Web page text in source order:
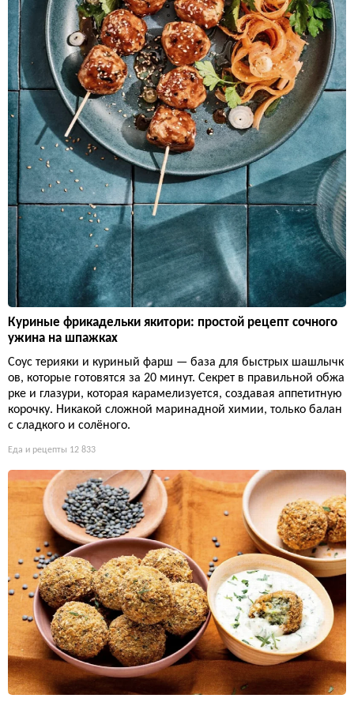
Куриные фрикадельки якитори: простой рецепт сочного
ужина на шпажках
Соус терияки и куриный фарш — база для быстрых шашлычк
ов, которые готовятся за 20 минут. Секрет в правильной обжа
рке и глазури, которая карамелизуется, создавая аппетитную
корочку. Никакой сложной маринадной химии, только балан
с сладкого и солёного.
Еда и рецепты 12 833